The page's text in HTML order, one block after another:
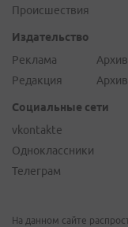
Происшествия
Издательство
Реклама
Редакция
Социальные сети
vkontakte
Одноклассники
Телеграм
На данном сайте